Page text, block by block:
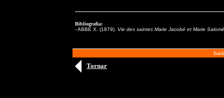
Bibliografia:
-ABBÉ X. (1879). Vie des saintes Marie Jacobé et Marie Salomé
Tornar